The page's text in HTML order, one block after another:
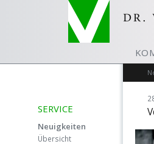
SERVICE
Neuigkeiten
Übersicht